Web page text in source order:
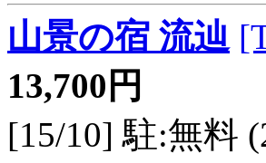
山景の宿 流辿
13,700円
[15/10] 駐:無料